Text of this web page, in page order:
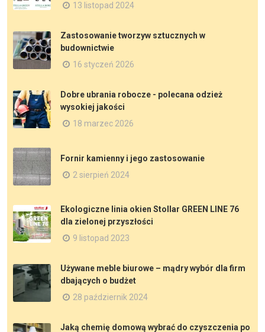
13 listopad 2024
Zastosowanie tworzyw sztucznych w
budownictwie
16 styczeń 2026
Dobre ubrania robocze - polecana odzież
wysokiej jakości
18 marzec 2026
Fornir kamienny i jego zastosowanie
2 sierpień 2024
Ekologiczne linia okien Stollar GREEN LINE 76
dla zielonej przyszłości
9 listopad 2023
Używane meble biurowe – mądry wybór dla firm
dbających o budżet
28 październik 2024
Jaką chemię domową wybrać do czyszczenia po